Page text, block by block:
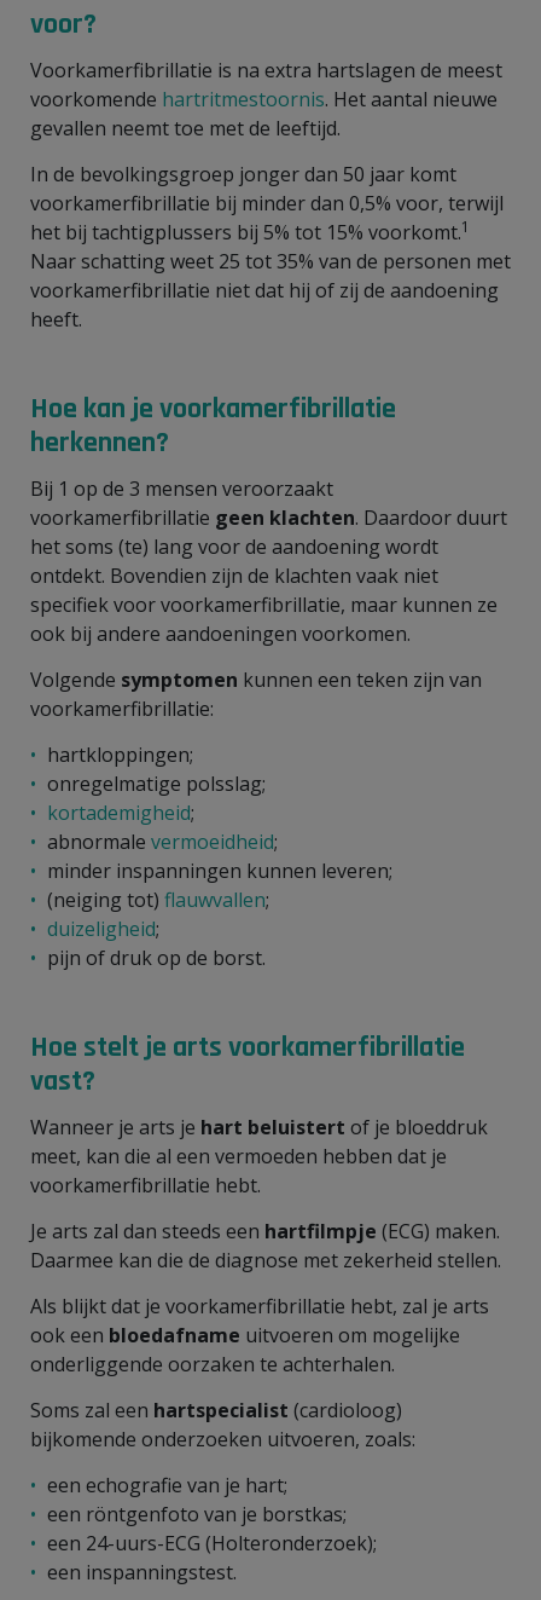
voor?
Voorkamerfibrillatie is na extra hartslagen de meest
voorkomende hartritmestoornis. Het aantal nieuwe
gevallen neemt toe met de leeftijd.
In de bevolkingsgroep jonger dan 50 jaar komt
voorkamerfibrillatie bij minder dan 0,5% voor, terwijl
het bij tachtigplussers bij 5% tot 15% voorkomt.1
Naar schatting weet 25 tot 35% van de personen met
voorkamerfibrillatie niet dat hij of zij de aandoening
heeft.
Hoe kan je voorkamerfibrillatie
herkennen?
Bij 1 op de 3 mensen veroorzaakt
voorkamerfibrillatie geen klachten. Daardoor duurt
het soms (te) lang voor de aandoening wordt
ontdekt. Bovendien zijn de klachten vaak niet
specifiek voor voorkamerfibrillatie, maar kunnen ze
ook bij andere aandoeningen voorkomen.
Volgende symptomen kunnen een teken zijn van
voorkamerfibrillatie:
hartkloppingen;
onregelmatige polsslag;
kortademigheid;
abnormale vermoeidheid;
minder inspanningen kunnen leveren;
(neiging tot) flauwvallen;
duizeligheid;
pijn of druk op de borst.
Hoe stelt je arts voorkamerfibrillatie
vast?
Wanneer je arts je hart beluistert of je bloeddruk
meet, kan die al een vermoeden hebben dat je
voorkamerfibrillatie hebt.
Je arts zal dan steeds een hartfilmpje (ECG) maken.
Daarmee kan die de diagnose met zekerheid stellen.
Als blijkt dat je voorkamerfibrillatie hebt, zal je arts
ook een bloedafname uitvoeren om mogelijke
onderliggende oorzaken te achterhalen.
Soms zal een hartspecialist (cardioloog)
bijkomende onderzoeken uitvoeren, zoals:
een echografie van je hart;
een röntgenfoto van je borstkas;
een 24-uurs-ECG (Holteronderzoek);
een inspanningstest.